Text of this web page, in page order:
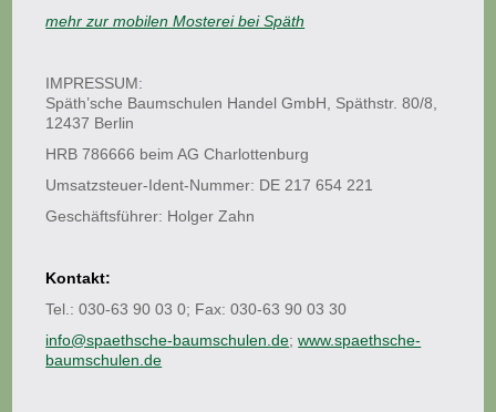
mehr zur mobilen Mosterei bei Späth
IMPRESSUM:
Späth’sche Baumschulen Handel GmbH, Späthstr. 80/8,
12437 Berlin
HRB 786666 beim AG Charlottenburg
Umsatzsteuer-Ident-Nummer: DE 217 654 221
Geschäftsführer: Holger Zahn
Kontakt:
Tel.: 030-63 90 03 0; Fax: 030-63 90 03 30
info@spaethsche-baumschulen.de;www.spaethsche-
baumschulen.de